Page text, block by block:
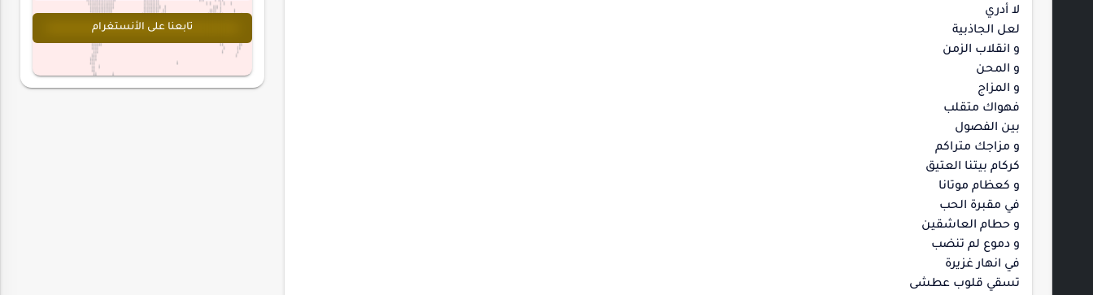
لا أدري
لعل الجاذبية
و انقلاب الزمن
و المحن
و المزاج
فهواك متقلب
بين الفصول
و مزاجك متراكم
كركام بيتنا العتيق
و كعظام موتانا
في مقبرة الحب
و حطام العاشقين
و دموع لم تنضب
في انهار غزيرة
تسقي قلوب عطشى
تابعنا على الأنستغرام